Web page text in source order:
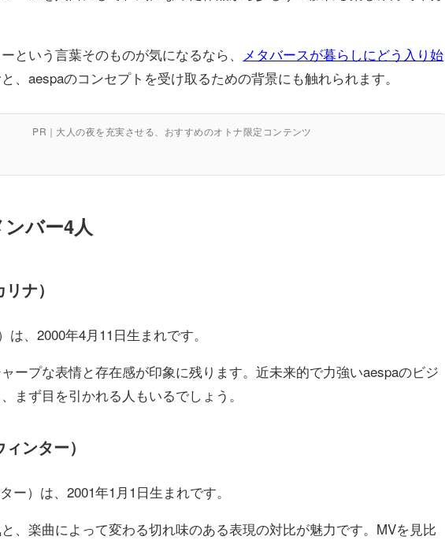
という言葉そのものが気になるなら、
メタバースが暮らしにどう入り始
、aespaのコンセプトを受け取るための背景にも触れられます。
PR｜大人の夜を充実させる、おすすめのオトナ限定コンテンツ
バー4人
ナ）
は、2000年4月11日生まれです。
ープな表情と存在感が印象に残ります。近未来的で力強いaespaのビジ
まず目を引かれる人もいるでしょう。
ンター）
ー）は、2001年1月1日生まれです。
、楽曲によって変わる切れ味のある表現の対比が魅力です。MVを見比